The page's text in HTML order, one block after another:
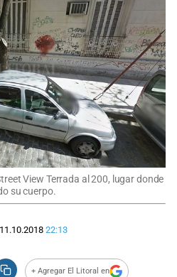
View Terrada al 200, lugar donde
su cuerpo.
22:13
+ Agregar El Litoral en